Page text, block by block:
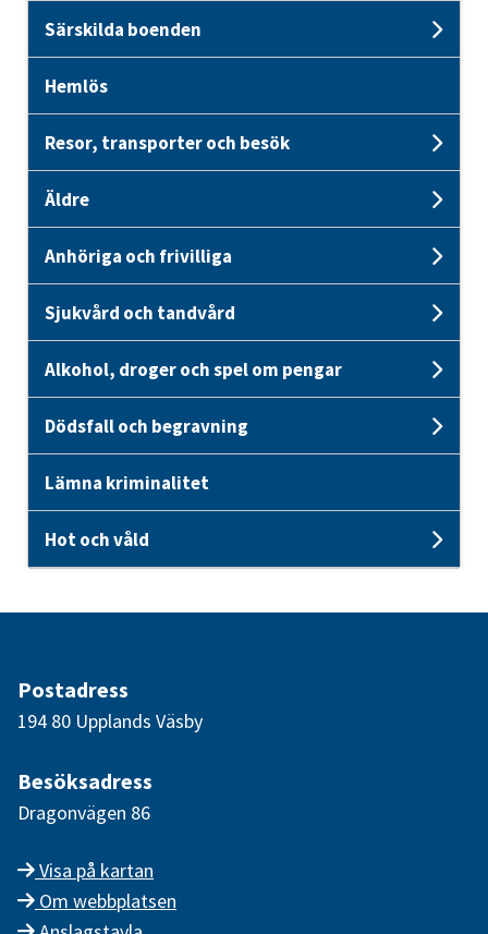
Särskilda boenden
Hemlös
Resor, transporter och besök
Äldre
Anhöriga och frivilliga
Sjukvård och tandvård
Alkohol, droger och spel om pengar
Dödsfall och begravning
Lämna kriminalitet
Hot och våld
Postadress
194 80 Upplands Väsby
Besöksadress
Dragonvägen 86
Visa på kartan
Om webbplatsen